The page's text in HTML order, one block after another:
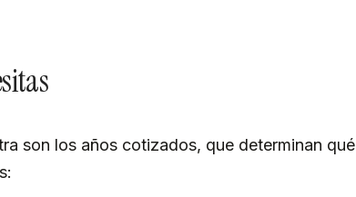
son los años cotizados, que determinan qué